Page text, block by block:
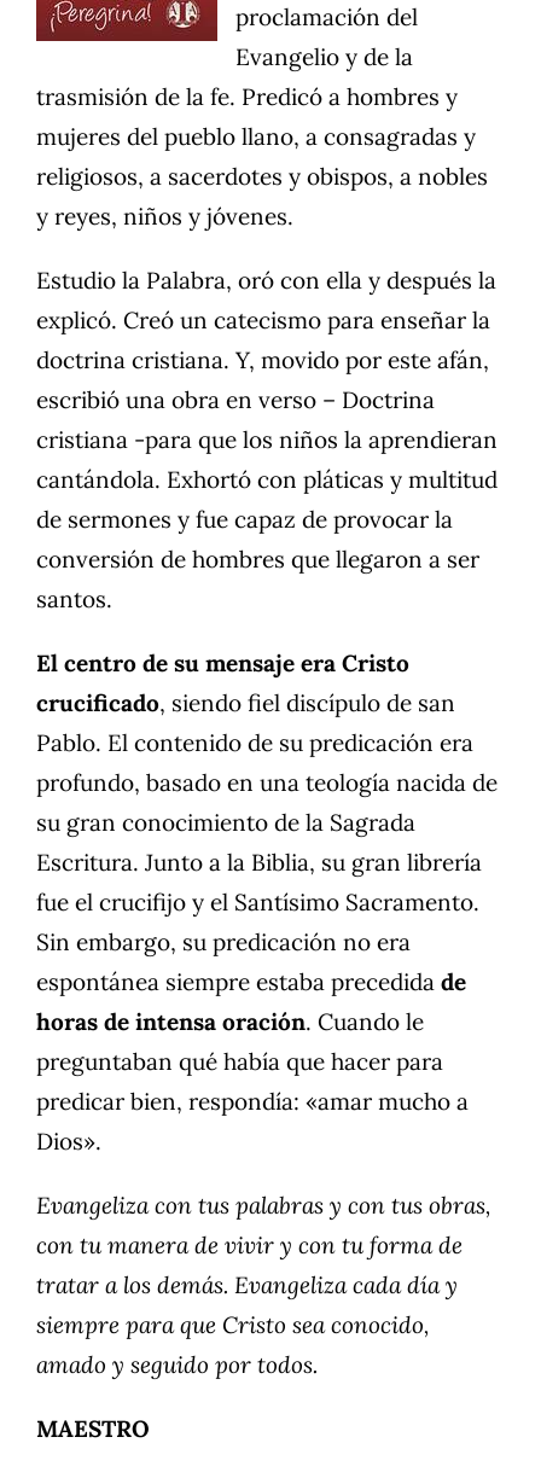
proclamación del
Evangelio y de la
trasmisión de la fe. Predicó a hombres y
mujeres del pueblo llano, a consagradas y
religiosos, a sacerdotes y obispos, a nobles
y reyes, niños y jóvenes.
Estudio la Palabra, oró con ella y después la
explicó. Creó un catecismo para enseñar la
doctrina cristiana. Y, movido por este afán,
escribió una obra en verso – Doctrina
cristiana -para que los niños la aprendieran
cantándola. Exhortó con pláticas y multitud
de sermones y fue capaz de provocar la
conversión de hombres que llegaron a ser
santos.
El centro de su mensaje era Cristo
crucificado, siendo fiel discípulo de san
Pablo. El contenido de su predicación era
profundo, basado en una teología nacida de
su gran conocimiento de la Sagrada
Escritura. Junto a la Biblia, su gran librería
fue el crucifijo y el Santísimo Sacramento.
Sin embargo, su predicación no era
espontánea siempre estaba precedida de
horas de intensa oración. Cuando le
preguntaban qué había que hacer para
predicar bien, respondía: «amar mucho a
Dios».
Evangeliza con tus palabras y con tus obras,
con tu manera de vivir y con tu forma de
tratar a los demás. Evangeliza cada día y
siempre para que Cristo sea conocido,
amado y seguido por todos.
MAESTRO